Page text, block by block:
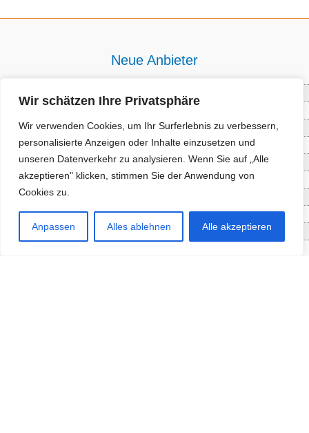
Wir schätzen Ihre Privatsphäre
Wir verwenden Cookies, um Ihr Surferlebnis zu verbessern,
personalisierte Anzeigen oder Inhalte einzusetzen und
unseren Datenverkehr zu analysieren. Wenn Sie auf „Alle
akzeptieren" klicken, stimmen Sie der Anwendung von
Cookies zu.
Anpassen Alles ablehnen Alle akzeptieren
Neue Anbieter
Enne Energieberatung
Impact Hub Traunstein GmbH
Getränke Wierer Abholmarkt
Höhenberger Biokiste GmbH
Bioladl Pfingstl Alm
Checkers Jungle Hut
Wochinger Brauhaus